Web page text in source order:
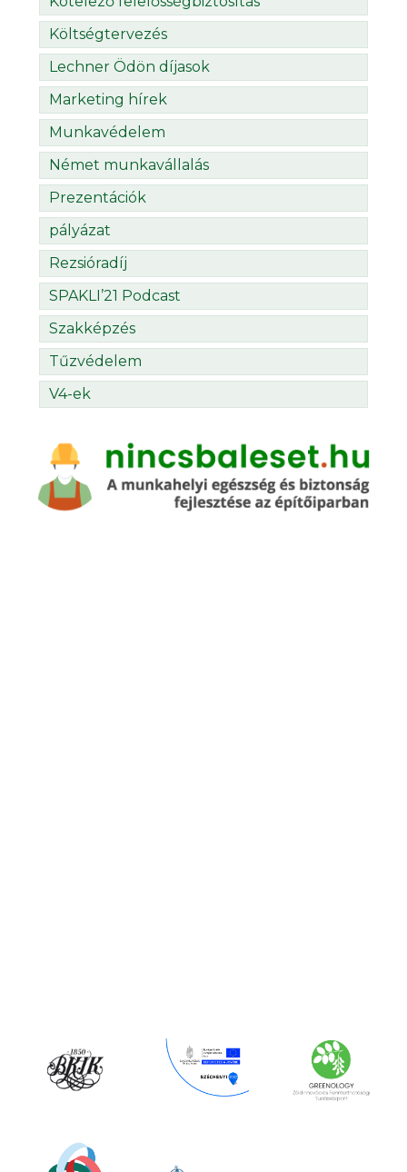
Költségtervezés
Lechner Ödön díjasok
Marketing hírek
Munkavédelem
Német munkavállalás
Prezentációk
pályázat
Rezsióradíj
SPAKLI’21 Podcast
Szakképzés
Tűzvédelem
V4-ek